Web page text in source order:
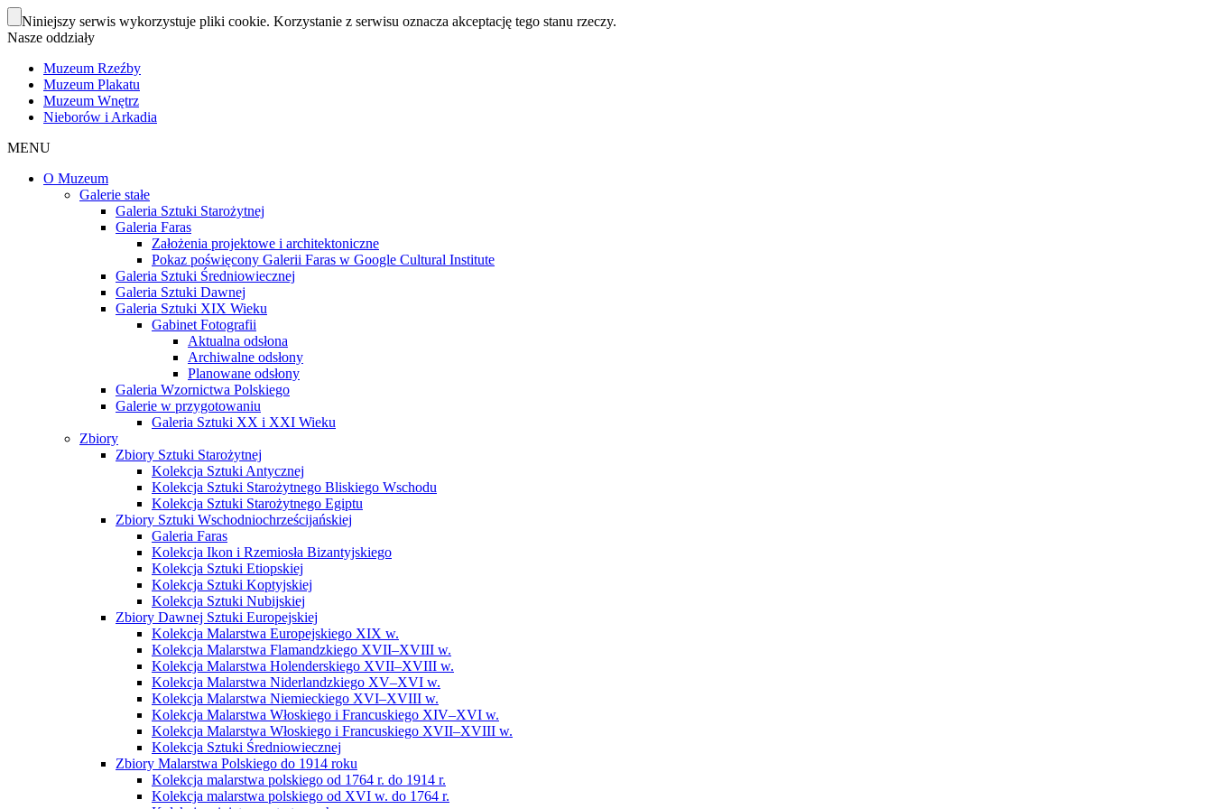
Niniejszy serwis wykorzystuje pliki cookie. Korzystanie z serwisu oznacza akceptację tego stanu rzeczy.
Nasze oddziały
Muzeum Rzeźby
Muzeum Plakatu
Muzeum Wnętrz
Nieborów i Arkadia
MENU
O Muzeum
Galerie stałe
Galeria Sztuki Starożytnej
Galeria Faras
Założenia projektowe i architektoniczne
Pokaz poświęcony Galerii Faras w Google Cultural Institute
Galeria Sztuki Średniowiecznej
Galeria Sztuki Dawnej
Galeria Sztuki XIX Wieku
Gabinet Fotografii
Aktualna odsłona
Archiwalne odsłony
Planowane odsłony
Galeria Wzornictwa Polskiego
Galerie w przygotowaniu
Galeria Sztuki XX i XXI Wieku
Zbiory
Zbiory Sztuki Starożytnej
Kolekcja Sztuki Antycznej
Kolekcja Sztuki Starożytnego Bliskiego Wschodu
Kolekcja Sztuki Starożytnego Egiptu
Zbiory Sztuki Wschodniochrześcijańskiej
Galeria Faras
Kolekcja Ikon i Rzemiosła Bizantyjskiego
Kolekcja Sztuki Etiopskiej
Kolekcja Sztuki Koptyjskiej
Kolekcja Sztuki Nubijskiej
Zbiory Dawnej Sztuki Europejskiej
Kolekcja Malarstwa Europejskiego XIX w.
Kolekcja Malarstwa Flamandzkiego XVII–XVIII w.
Kolekcja Malarstwa Holenderskiego XVII–XVIII w.
Kolekcja Malarstwa Niderlandzkiego XV–XVI w.
Kolekcja Malarstwa Niemieckiego XVI–XVIII w.
Kolekcja Malarstwa Włoskiego i Francuskiego XIV–XVI w.
Kolekcja Malarstwa Włoskiego i Francuskiego XVII–XVIII w.
Kolekcja Sztuki Średniowiecznej
Zbiory Malarstwa Polskiego do 1914 roku
Kolekcja malarstwa polskiego od 1764 r. do 1914 r.
Kolekcja malarstwa polskiego od XVI w. do 1764 r.